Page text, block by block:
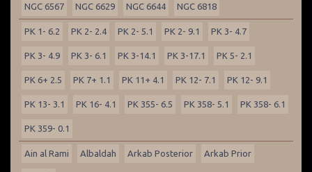
NGC 6567 NGC 6629 NGC 6644 NGC 6818
PK 1- 6.2 PK 2- 2.4 PK 2- 5.1 PK 2- 9.1 PK 3- 4.7
PK 3- 4.9 PK 3- 6.1 PK 3-14.1 PK 3-17.1 PK 5- 2.1
PK 6+ 2.5 PK 7+ 1.1 PK 11+ 4.1 PK 12- 7.1 PK 12- 9.1
PK 13- 3.1 PK 16- 4.1 PK 355- 6.5 PK 358- 5.1 PK 358- 6.1
PK 359- 0.1
Ain al Rami Albaldah Arkab Posterior Arkab Prior